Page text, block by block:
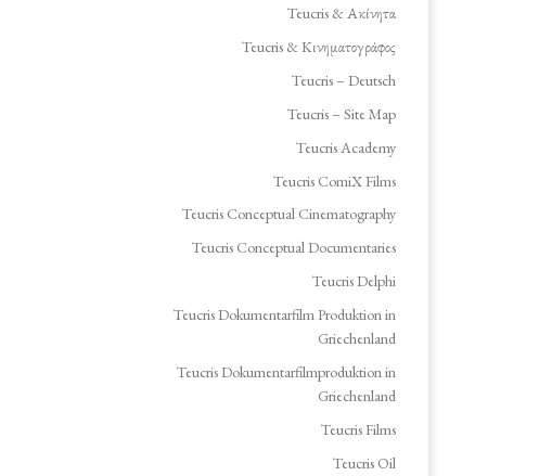
Teucris & Ακίνητα
Teucris & Κινηματογράφος
Teucris – Deutsch
Teucris – Site Map
Teucris Academy
Teucris ComiX Films
Teucris Conceptual Cinematography
Teucris Conceptual Documentaries
Teucris Delphi
Teucris Dokumentarfilm Produktion in
Griechenland
Teucris Dokumentarfilmproduktion in
Griechenland
Teucris Films
Teucris Oil